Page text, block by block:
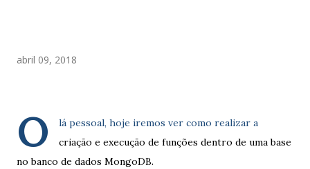
abril 09, 2018
O
lá pessoal, hoje iremos ver como realizar a
criação e execução de funções dentro de uma base
no banco de dados MongoDB.